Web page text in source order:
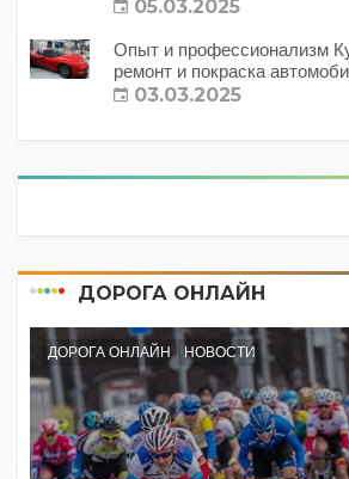
с этим делать?
05.03.2025
Опыт и профессионализм
ремонт и покраска
03.03.2025
ДОРОГА ОНЛАЙН
ДОРОГА ОНЛАЙН НОВОСТИ